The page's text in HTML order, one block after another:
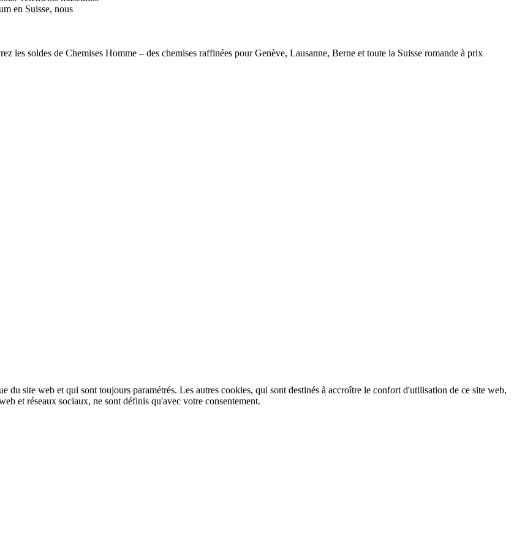
en Suisse, nous
les soldes de Chemises Homme – des chemises raffinées pour Genève, Lausanne, Berne et toute la Suisse romande à prix
du site web et qui sont toujours paramétrés. Les autres cookies, qui sont destinés à accroître le confort d'utilisation de ce site web,
et réseaux sociaux, ne sont définis qu'avec votre consentement.